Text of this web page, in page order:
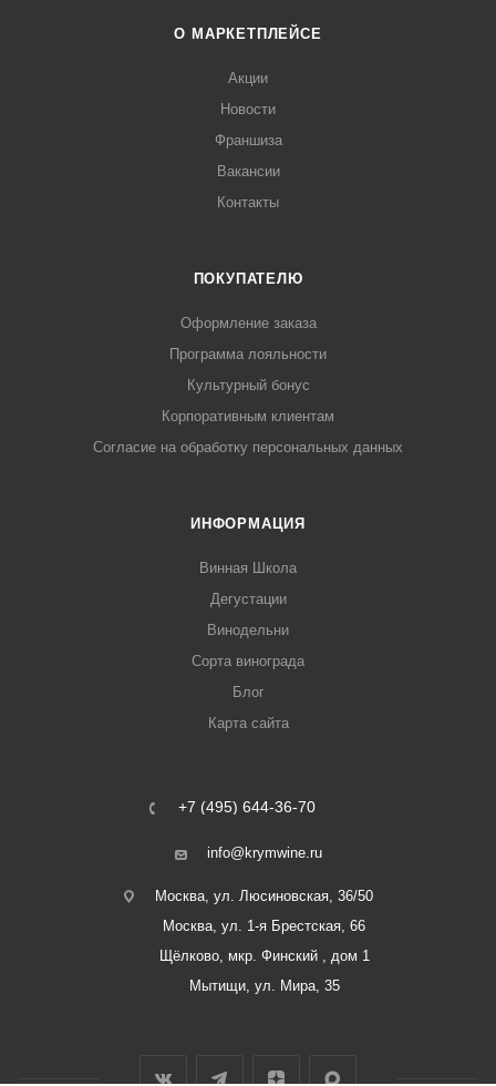
О МАРКЕТПЛЕЙСЕ
Акции
Новости
Франшиза
Вакансии
Контакты
ПОКУПАТЕЛЮ
Оформление заказа
Программа лояльности
Культурный бонус
Корпоративным клиентам
Согласие на обработку персональных данных
ИНФОРМАЦИЯ
Винная Школа
Дегустации
Винодельни
Сорта винограда
Блог
Карта сайта
+7 (495) 644-36-70
info@krymwine.ru
Москва, ул. Люсиновская, 36/50
Москва, ул. 1-я Брестская, 66
Щёлково, мкр. Финский , дом 1
Мытищи, ул. Мира, 35